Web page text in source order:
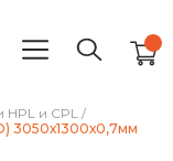
HPL и CPL /
3050х1300х0,7мм